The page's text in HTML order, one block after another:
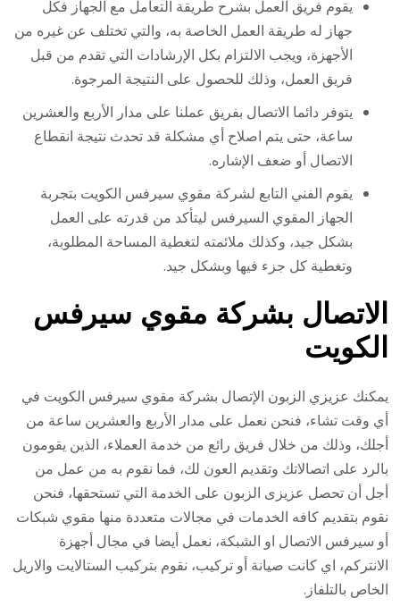
يقوم فريق العمل بشرح طريقة التعامل مع الجهاز فكل
جهاز له طريقة العمل الخاصة به، والتي تختلف عن غيره من
الأجهزة، ويجب الالتزام بكل الإرشادات التي تقدم من قبل
فريق العمل، وذلك للحصول على النتيجة المرجوة.
يتوفر دائما الاتصال بفريق عملنا على مدار الأربع والعشرين
ساعة، حتى يتم اصلاح أي مشكلة قد تحدث نتيجة انقطاع
الاتصال أو ضعف الإشاره.
يقوم الفني التابع لشركة مقوي سيرفس الكويت بتجربة
الجهاز المقوي السيرفس ليتأكد من قدرته على العمل
بشكل جيد، وكذلك ملائمته لتغطية المساحة المطلوبة،
وتغطية كل جزء فيها وبشكل جيد.
الاتصال بشركة مقوي سيرفس
الكويت
يمكنك عزيزي الزبون الإتصال بشركة مقوي سيرفس الكويت في
أي وقت تشاء، فنحن نعمل على مدار الأربع والعشرين ساعة من
أجلك، وذلك من خلال فريق رائع من خدمة العملاء، الذين يقومون
بالرد على اتصالاتك وتقديم العون لك، فما نقوم به من عمل من
أجل أن تحصل عزيزى الزبون على الخدمة التي تستحقها، فنحن
نقوم بتقديم كافه الخدمات في مجالات متعددة منها مقوي شبكات
أو سيرفس الاتصال او الشبكة، نعمل أيضا في مجال أجهزة
الانتركم، اي كانت صيانة أو تركيب، نقوم بتركيب الستالايت والاريل
الخاص بالتلفاز.